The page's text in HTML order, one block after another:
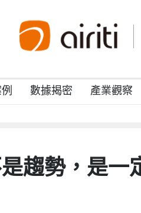
數據揭密 產業觀察
趨勢，是一